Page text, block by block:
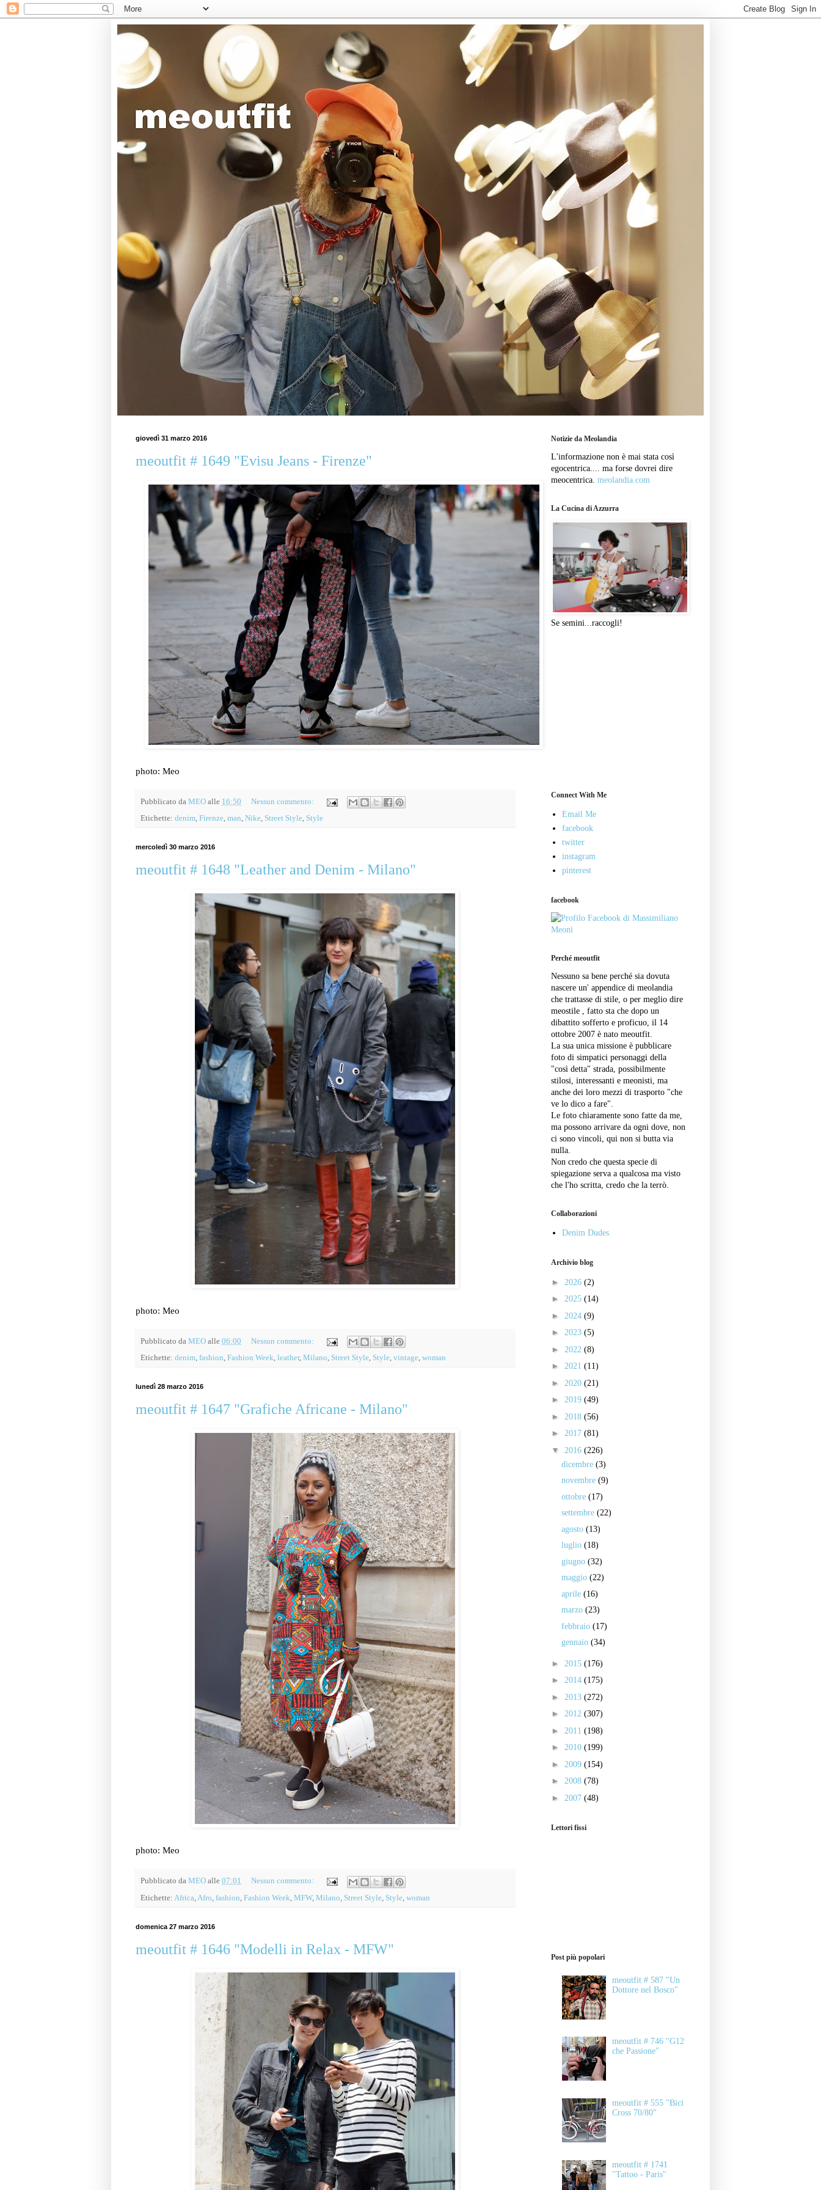
giovedì 31 marzo 2016
meoutfit # 1649 "Evisu Jeans - Firenze"
photo: Meo
Pubblicato da MEO alle 16:50
Nessun commento:
Etichette: denim, Firenze, man, Nike, Street Style, Style
mercoledì 30 marzo 2016
meoutfit # 1648 "Leather and Denim - Milano"
photo: Meo
Pubblicato da MEO alle 06:00
Nessun commento:
Etichette: denim, fashion, Fashion Week, leather, Milano, Street Style, Style, vintage, woman
lunedì 28 marzo 2016
meoutfit # 1647 "Grafiche Africane - Milano"
photo: Meo
Pubblicato da MEO alle 07:01
Nessun commento:
Etichette: Africa Afro fashion Fashion Week MFW, Milano Street Style Style woman
domenica 27 marzo 2016
meoutfit # 1646 "Modelli in Relax - MFW"
Notizie da Meolandia
L'informazione non è mai stata così
egocentrica.... ma forse dovrei dire
meocentrica. meolandia.com
La Cucina di Azzurra
Se semini...raccogli!
Connect With Me
Email Me
facebook
twitter
instagram
pinterest
facebook
Perché meoutfit
Nessuno sa bene perché sia dovuta
nascere un' appendice di meolandia
che trattasse di stile, o per meglio dire
meostile , fatto sta che dopo un
dibattito sofferto e proficuo, il 14
ottobre 2007 è nato meoutfit.
La sua unica missione è pubblicare
foto di simpatici personaggi della
"così detta" strada, possibilmente
stilosi, interessanti e meonisti, ma
anche dei loro mezzi di trasporto "che
ve lo dico a fare".
Le foto chiaramente sono fatte da me,
ma possono arrivare da ogni dove, non
ci sono vincoli, qui non si butta via
nulla.
Non credo che questa specie di
spiegazione serva a qualcosa ma visto
che l'ho scritta, credo che la terrò.
Collaborazioni
Denim Dudes
Archivio blog
► 2026 (2)
► 2025 (14)
► 2024 (9)
► 2023 (5)
► 2022 (8)
► 2021 (11)
► 2020 (21)
► 2019 (49)
► 2018 (56)
► 2017 (81)
▼ 2016 (226)
dicembre (3)
novembre (9)
ottobre (17)
settembre (22)
agosto (13)
luglio (18)
giugno (32)
maggio (22)
aprile (16)
marzo (23)
febbraio (17)
gennaio (34)
► 2015 (176)
► 2014 (175)
► 2013 (272)
► 2012 (307)
► 2011 (198)
► 2010 (199)
► 2009 (154)
► 2008 (78)
► 2007 (48)
Lettori fissi
Post più popolari
meoutfit # 587 "Un
Dottore nel Bosco"
meoutfit # 746 "G12
che Passione"
meoutfit # 555 "Bici
Cross 70/80"
meoutfit # 1741
"Tattoo - Paris"